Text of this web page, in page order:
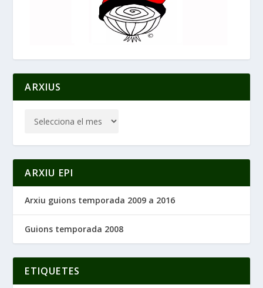
ARXIUS
ARXIU EPI
Arxiu guions temporada 2009 a 2016
Guions temporada 2008
ETIQUETES